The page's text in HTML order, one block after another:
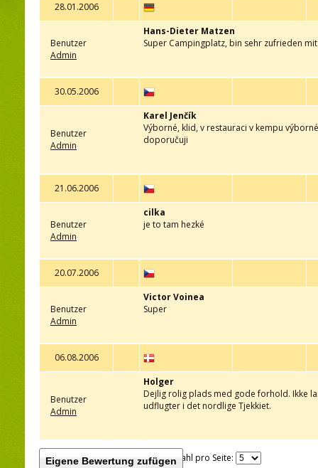
28.01.2006
Benutzer
Admin
Hans-Dieter Matzen
Super Campingplatz, bin sehr zufrieden
30.05.2006
Benutzer
Admin
Karel Jenčík
Výborné, klid, v restauraci v kempu
doporučuji
21.06.2006
Benutzer
Admin
cilka
je to tam hezké
20.07.2006
Benutzer
Admin
Victor Voinea
Super
06.08.2006
Benutzer
Admin
Holger
Dejlig rolig plads med gode forhold. Ikke
udflugter i det nordlige Tjekkiet.
Eigene Bewertung zufügenAnzahl pro Seite: